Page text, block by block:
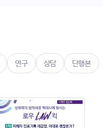
생존자 역량강화
여성·인권·국제연대
함께 고민하기
상담 통계
연구 상담 단행본